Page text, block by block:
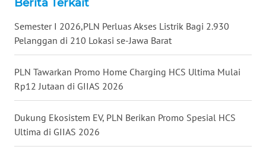
Berita Terkait
Semester I 2026,PLN Perluas Akses Listrik Bagi 2.930
Pelanggan di 210 Lokasi se-Jawa Barat
PLN Tawarkan Promo Home Charging HCS Ultima Mulai
Rp12 Jutaan di GIIAS 2026
Dukung Ekosistem EV, PLN Berikan Promo Spesial HCS
Ultima di GIIAS 2026
WN
WN